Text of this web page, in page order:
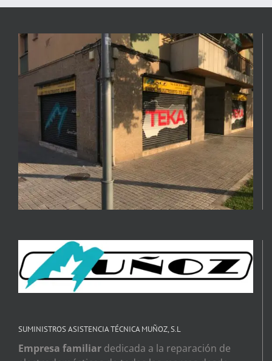
SUMINISTROS ASISTENCIA TÉCNICA MUÑOZ, S.L
Empresa familiar dedicada a la reparación de